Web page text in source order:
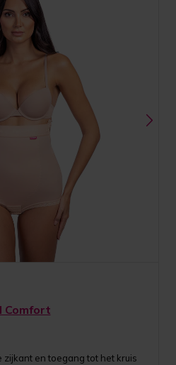
Comfort
zijkant en toegang tot het kruis